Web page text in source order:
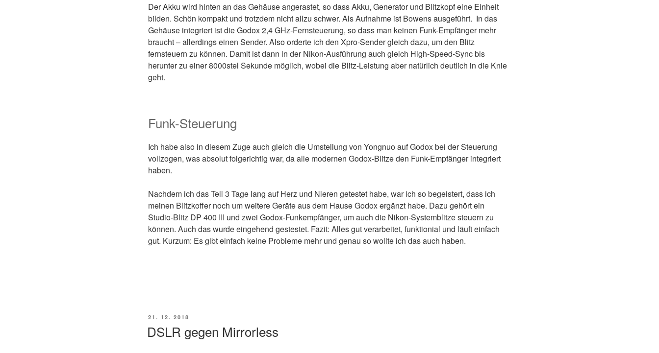
Der Akku wird hinten an das Gehäuse angerastet, so dass Akku, Generator und Blitzkopf eine Einheit
bilden. Schön kompakt und trotzdem nicht allzu schwer. Als Aufnahme ist Bowens ausgeführt. In das
Gehäuse integriert ist die Godox 2,4 GHz-Fernsteuerung, so dass man keinen Funk-Empfänger mehr
braucht – allerdings einen Sender. Also orderte ich den Xpro-Sender gleich dazu, um den Blitz
fernsteuern zu können. Damit ist dann in der Nikon-Ausführung auch gleich High-Speed-Sync bis
herunter zu einer 8000stel Sekunde möglich, wobei die Blitz-Leistung aber natürlich deutlich in die Knie
geht.
Funk-Steuerung
Ich habe also in diesem Zuge auch gleich die Umstellung von Yongnuo auf Godox bei der Steuerung
vollzogen, was absolut folgerichtig war, da alle modernen Godox-Blitze den Funk-Empfänger integriert
haben.
Nachdem ich das Teil 3 Tage lang auf Herz und Nieren getestet habe, war ich so begeistert, dass ich
meinen Blitzkoffer noch um weitere Geräte aus dem Hause Godox ergänzt habe. Dazu gehört ein
Studio-Blitz DP 400 III und zwei Godox-Funkempfänger, um auch die Nikon-Systemblitze steuern zu
können. Auch das wurde eingehend gestestet. Fazit: Alles gut verarbeitet, funktionial und läuft einfach
gut. Kurzum: Es gibt einfach keine Probleme mehr und genau so wollte ich das auch haben.
VERÖFFENTLICHT
21. 12. 2018
DSLR gegen Mirrorless